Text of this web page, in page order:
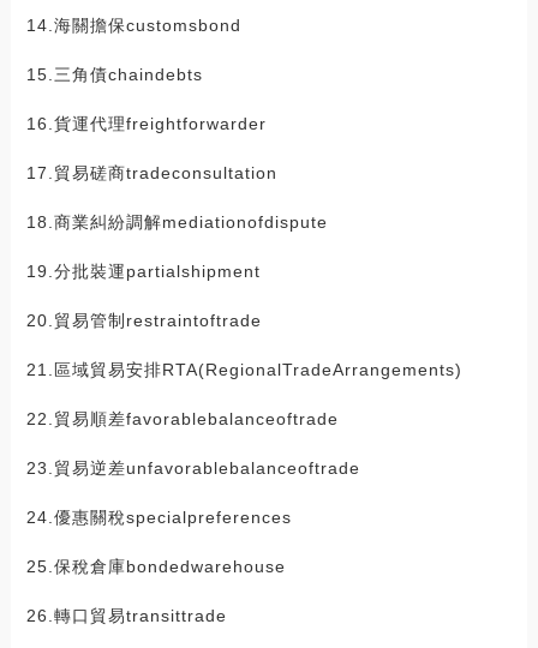
14.海關擔保customsbond
15.三角債chaindebts
16.貨運代理freightforwarder
17.貿易磋商tradeconsultation
18.商業糾紛調解mediationofdispute
19.分批裝運partialshipment
20.貿易管制restraintoftrade
21.區域貿易安排RTA(RegionalTradeArrangements)
22.貿易順差favorablebalanceoftrade
23.貿易逆差unfavorablebalanceoftrade
24.優惠關稅specialpreferences
25.保稅倉庫bondedwarehouse
26.轉口貿易transittrade